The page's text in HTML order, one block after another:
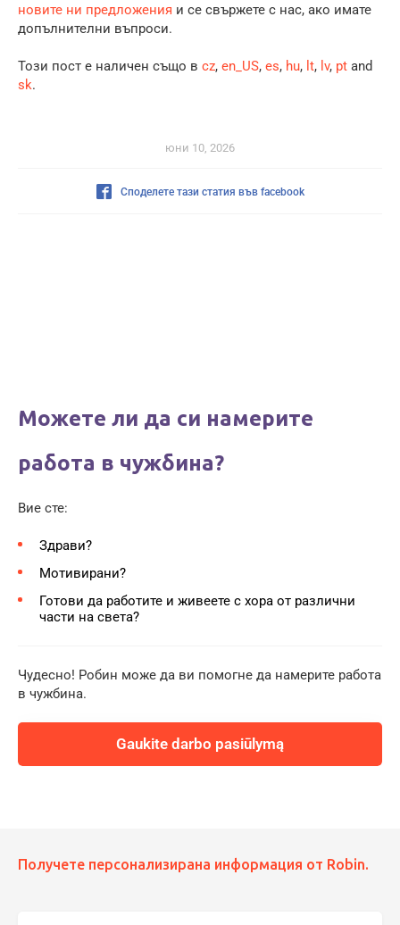
новите ни предложения и се свържете с нас, ако имате
допълнителни въпроси.
Този пост е наличен също в cz, en_US, es, hu, lt, lv, pt and
sk.
юни 10, 2026
Споделете тази статия във facebook
Можете ли да си намерите
работа в чужбина?
Вие сте:
Здрави?
Мотивирани?
Готови да работите и живеете с хора от различни
части на света?
Чудесно! Робин може да ви помогне да намерите работа
в чужбина.
Gaukite darbo pasiūlymą
Получете персонализирана информация от Robin.